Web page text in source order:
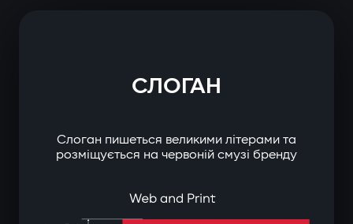
СЛОГАН
Слоган пишеться великими літерами та
розміщується на червоній смузі бренду